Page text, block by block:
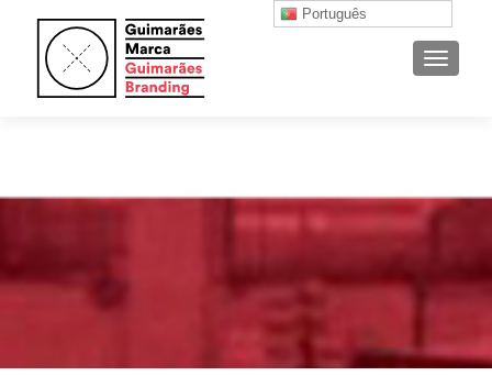
Português